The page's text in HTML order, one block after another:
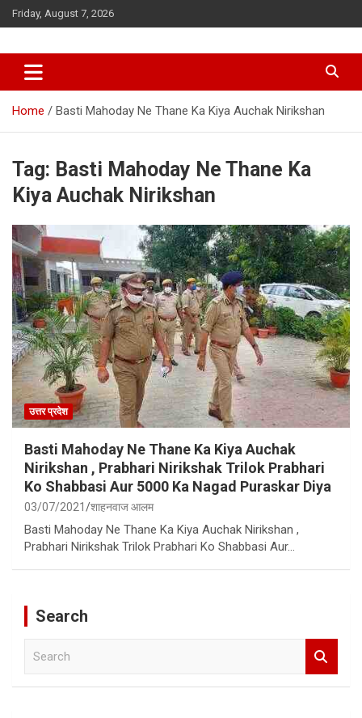
Skip
to
Friday, August 7, 2026
Home Basti Mahoday Ne Thane Ka Kiya Auchak Nirikshan
Tag: Basti Mahoday Ne Thane Ka
Kiya Auchak Nirikshan
उत्तर प्रदेश
Basti Mahoday Ne Thane Ka Kiya Auchak
Nirikshan , Prabhari Nirikshak Trilok Prabhari
Ko Shabbasi Aur 5000 Ka Nagad Puraskar Diya
03/07/2021 शाहनवाज आलम
Basti Mahoday Ne Thane Ka Kiya Auchak Nirikshan ,
Prabhari Nirikshak Trilok Prabhari Ko Shabbasi Aur…
Search